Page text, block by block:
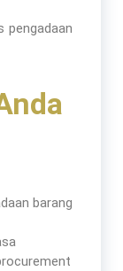
pengadaan
barang